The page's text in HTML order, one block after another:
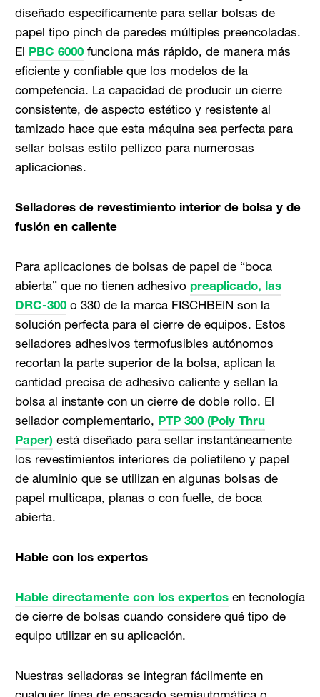
diseñado específicamente para sellar bolsas de
papel tipo pinch de paredes múltiples preencoladas.
El PBC 6000funciona más rápido, de manera más
eficiente y confiable que los modelos de la
competencia. La capacidad de producir un cierre
consistente, de aspecto estético y resistente al
tamizado hace que esta máquina sea perfecta para
sellar bolsas estilo pellizco para numerosas
aplicaciones.
Selladores de revestimiento interior de bolsa y de
fusión en caliente
Para aplicaciones de bolsas de papel de “boca
abierta” que no tienen adhesivo preaplicado, las
DRC-300o 330 de la marca FISCHBEIN son la
solución perfecta para el cierre de equipos. Estos
selladores adhesivos termofusibles autónomos
recortan la parte superior de la bolsa, aplican la
cantidad precisa de adhesivo caliente y sellan la
bolsa al instante con un cierre de doble rollo. El
sellador complementario, PTP 300 (Poly Thru
Paper)está diseñado para sellar instantáneamente
los revestimientos interiores de polietileno y papel
de aluminio que se utilizan en algunas bolsas de
papel multicapa, planas o con fuelle, de boca
abierta.
Hable con los expertos
Hable directamente con los expertosen tecnología
de cierre de bolsas cuando considere qué tipo de
equipo utilizar en su aplicación.
Nuestras selladoras se integran fácilmente en